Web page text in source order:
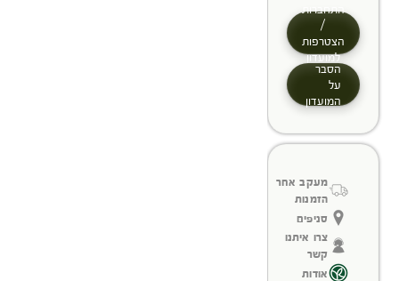
התחברות
/
הצטרפות
למועדון
הסבר
על
המועדון
מעקב אחר
הזמנות
סניפים
צרו איתנו
קשר
אודות